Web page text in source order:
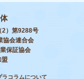
2）第9288号
協会連合会
保証協会
ラコラムについて